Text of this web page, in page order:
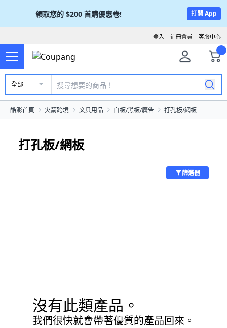
領取您的 $200 首購優惠卷! 打開 App
客服中心
註冊會員
登入
全部
酷澎首頁 火箭跨境 文具用品 白板/黑板/廣告 打孔板/網板
打孔板/網板
篩選器
沒有此類產品。
我們很快就會帶著優質的產品回來。